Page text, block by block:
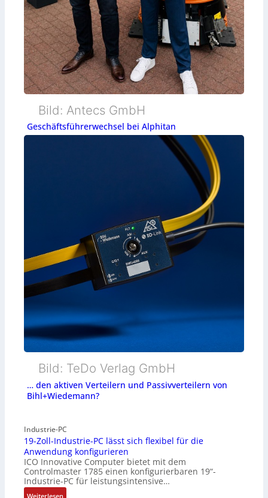
Bild: Antecs GmbH
Geschäftsführerwechsel bei Alphitan
Bild: TeDo Verlag GmbH
… den aktiven Verteilern und Passivverteilern von
Bihl+Wiedemann?
Industrie-PC
19-Zoll-Industrie-PC lässt sich flexibel für die
Anwendung konfigurieren
ICO Innovative Computer bietet mit dem
Controlmaster 1785 einen konfigurierbaren 19“-
Industrie-PC für leistungsintensive…
Weiterlesen: